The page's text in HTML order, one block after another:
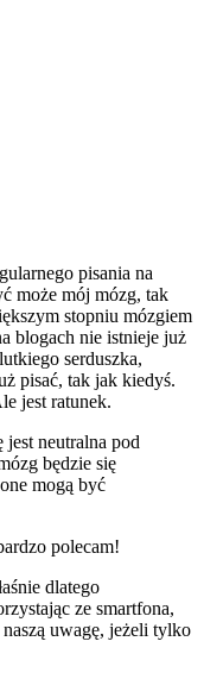
pisania na
może mój mózg, tak
stopniu mózgiem
blogach nie istnieje już
serduszka,
pisać, tak jak kiedyś.
jest ratunek.
neutralna pod
będzie się
mogą być
polecam!
dlatego
ze smartfona,
uwagę, jeżeli tylko